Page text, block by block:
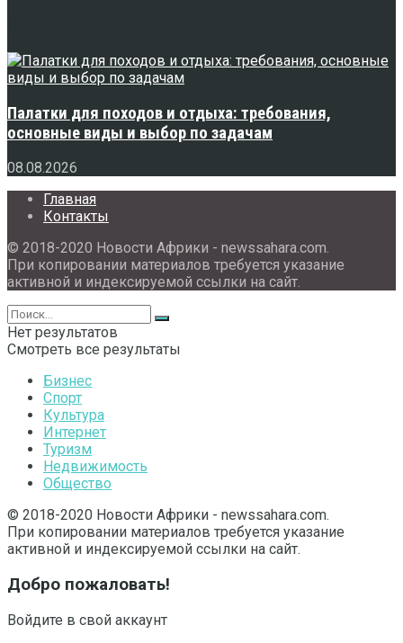
Палатки для походов и отдыха: требования,
основные виды и выбор по задачам
08.08.2026
Главная
Контакты
© 2018-2020 Новости Африки - newssahara.com.
При копировании материалов требуется указание
активной и индексируемой ссылки на сайт.
Нет результатов
Смотреть все результаты
Бизнес
Спорт
Культура
Интернет
Туризм
Недвижимость
Общество
© 2018-2020 Новости Африки - newssahara.com.
При копировании материалов требуется указание
активной и индексируемой ссылки на сайт.
Добро пожаловать!
Войдите в свой аккаунт